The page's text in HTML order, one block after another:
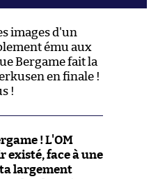
images d'un
ému aux
Bergame fait la
en finale !
!
! L'OM
existé, face à une
largement